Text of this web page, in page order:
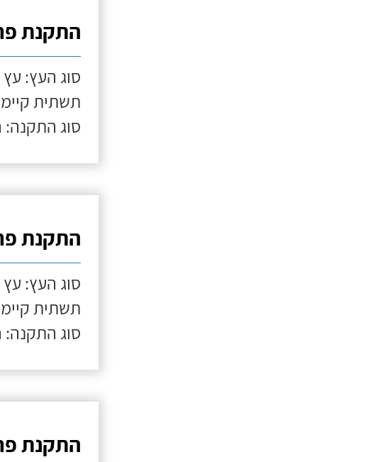
התקנת
סוג העץ: עץ
תשתית
סוג
התקנת
סוג העץ: עץ
תשתית
סוג
התקנת